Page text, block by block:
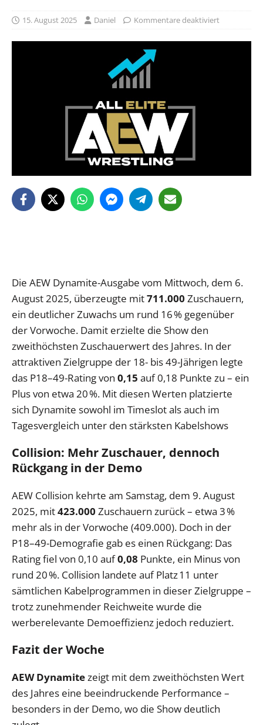
15. August 2025 Daniel Kommentare deaktiviert
Die AEW Dynamite-Ausgabe vom Mittwoch, dem 6.
August 2025, überzeugte mit711.000 Zuschauern,
ein deutlicher Zuwachs um rund 16 % gegenüber
der Vorwoche. Damit erzielte die Show den
zweithöchsten Zuschauerwert des Jahres. In der
attraktiven Zielgruppe der 18- bis 49-Jährigen legte
das P18–49-Rating von 0,15 auf 0,18 Punkte zu – ein
Plus von etwa 20 %. Mit diesen Werten platzierte
sich Dynamite sowohl im Timeslot als auch im
Tagesvergleich unter den stärksten Kabelshows
Collision: Mehr Zuschauer, dennoch
Rückgang in der Demo
AEW Collision kehrte am Samstag, dem 9. August
2025, mit423.000 Zuschauern zurück – etwa 3 %
mehr als in der Vorwoche (409.000). Doch in der
P18–49-Demografie gab es einen Rückgang: Das
Rating fiel von 0,10 auf0,08 Punkte, ein Minus von
rund 20 %. Collision landete auf Platz 11 unter
sämtlichen Kabelprogrammen in dieser Zielgruppe –
trotz zunehmender Reichweite wurde die
werberelevante Demoeffizienz jedoch reduziert.
Fazit der Woche
AEW Dynamitezeigt mit dem zweithöchsten Wert
des Jahres eine beeindruckende Performance –
besonders in der Demo, wo die Show deutlich